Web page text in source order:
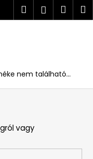
Keresés
nem található...
vagy